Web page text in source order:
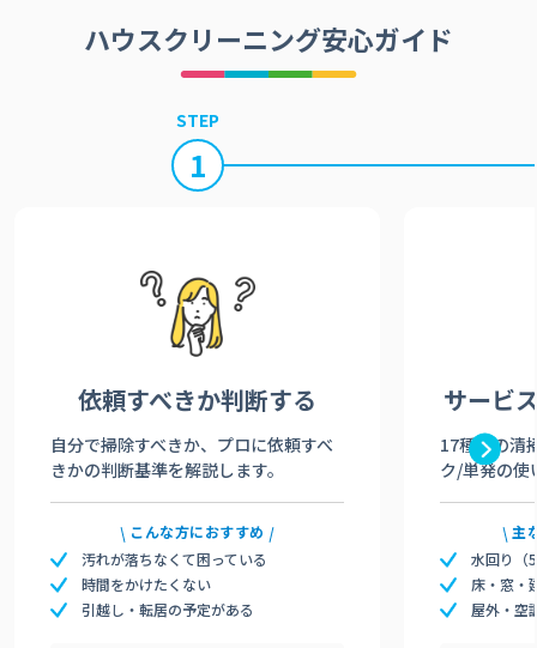
ハウスクリーニング安心ガイド
STEP
1
依頼すべきか判断する
自分で掃除すべきか、プロに依頼すべ
きかの判断基準を解説します。
こんな方におすすめ
汚れが落ちなくて困っている
時間をかけたくない
引越し・転居の予定がある
サービ
17種類の清
ク/単発の使
主
水回り（
床・窓・
屋外・空